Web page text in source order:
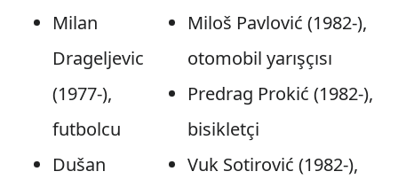
Milan
Drageljevic
(1977-),
futbolcu
Dušan
Miloš Pavlović (1982-),
otomobil yarışçısı
Predrag Prokić (1982-),
bisikletçi
Vuk Sotirović (1982-),